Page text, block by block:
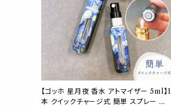
【ゴッホ 星月夜 香水 アトマイザー 5ml】1
本 クイックチャージ式 簡単 スプレー ボ